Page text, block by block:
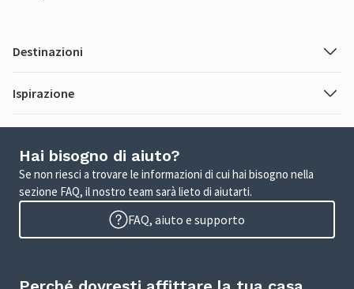
Destinazioni
Ispirazione
Hai bisogno di aiuto?
Se non riesci a trovare le informazioni di cui hai bisogno nella
sezione FAQ, il nostro team sarà lieto di aiutarti.
FAQ, aiuto e supporto